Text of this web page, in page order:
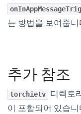
는 방법을 보여줍니
추가 참조
torchietv
디렉토
이 포함되어 있습니